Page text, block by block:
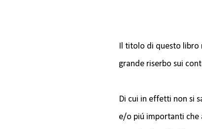
Il titolo di questo libro
grande riserbo sui
Di cui in effetti non si
e/o piú importanti che